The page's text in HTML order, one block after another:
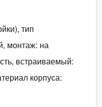
тип
монтаж: на
встраиваемый:
корпуса: